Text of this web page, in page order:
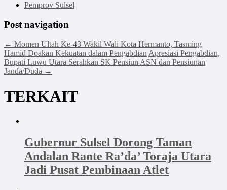
Pemprov Sulsel
Post navigation
← Momen Ultah Ke-43 Wakil Wali Kota Hermanto, Tasming
Hamid Doakan Kekuatan dalam PengabdianApresiasi Pengabdian,
Bupati Luwu Utara Serahkan SK Pensiun ASN dan Pensiunan
Janda/Duda →
TERKAIT
Gubernur Sulsel Dorong Taman
Andalan Rante Ra’da’ Toraja Utara
Jadi Pusat Pembinaan Atlet